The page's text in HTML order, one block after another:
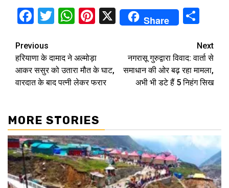
Facebook
Twitter
WhatsApp
Pinterest
X Share
Continue
Reading
Previous
हरियाणा के दामाद ने अल्मोड़ा
आकर ससुर को उतारा मौत के घाट,
वारदात के बाद पत्नी लेकर फरार
Next
नगरासू गुरुद्वारा विवाद: वार्ता से
समाधान की ओर बढ़ रहा मामला,
अभी भी डटे हैं 5 निहंग सिख
MORE STORIES